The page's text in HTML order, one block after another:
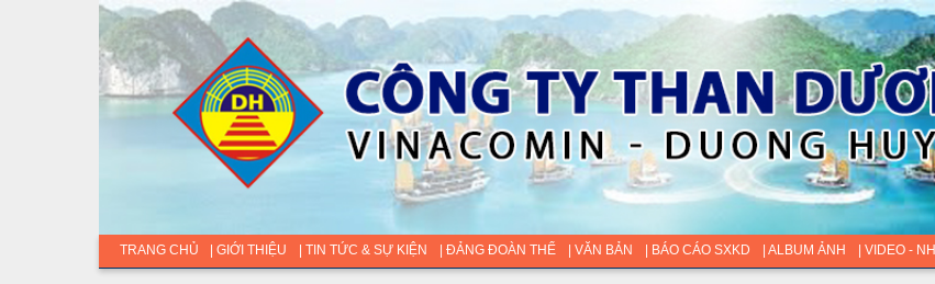
TRANG CHỦ | GIỚI THIỆU | TIN TỨC & SỰ KIỆN | ĐẢNG ĐOÀN THỂ | VĂN BẢN | BÁO CÁO SXKD | ALBUM ẢNH | VIDEO -